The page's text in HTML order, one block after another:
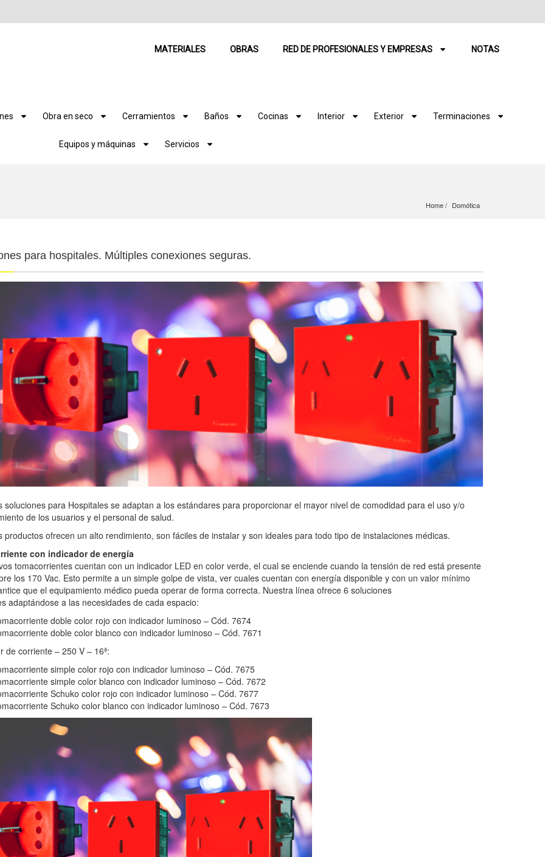
MATERIALES OBRAS RED DE PROFESIONALES Y EMPRESAS NOTAS
Obra en seco Cerramientos Baños Cocinas Interior Exterior Terminaciones
Equipos y máquinas Servicios
Home Domótica
para hospitales. Múltiples conexiones seguras.
soluciones para Hospitales se adaptan a los estándares para proporcionar el mayor nivel de comodidad para el uso y/o
de los usuarios y el personal de salud.
productos ofrecen un alto rendimiento, son fáciles de instalar y son ideales para todo tipo de instalaciones médicas.
con indicador de energía
tomacorrientes cuentan con un indicador LED en color verde, el cual se enciende cuando la tensión de red está presente
los 170 Vac. Esto permite a un simple golpe de vista, ver cuales cuentan con energía disponible y con un valor mínimo
que el equipamiento médico pueda operar de forma correcta. Nuestra línea ofrece 6 soluciones
adaptándose a las necesidades de cada espacio:
doble color rojo con indicador luminoso – Cód. 7674
doble color blanco con indicador luminoso – Cód. 7671
de corriente – 250 V – 16ª:
simple color rojo con indicador luminoso – Cód. 7675
simple color blanco con indicador luminoso – Cód. 7672
Schuko color rojo con indicador luminoso – Cód. 7677
Schuko color blanco con indicador luminoso – Cód. 7673